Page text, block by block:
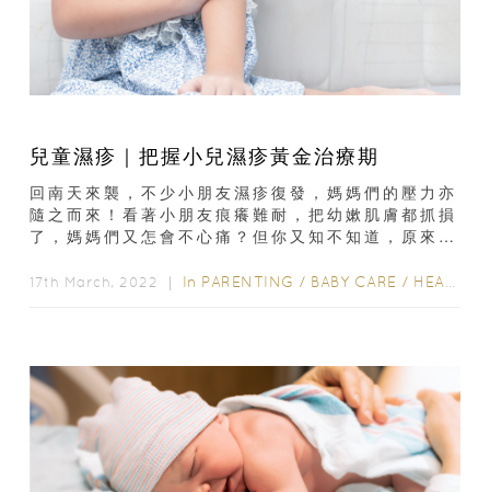
兒童濕疹｜把握小兒濕疹黃金治療期
回南天來襲，不少小朋友濕疹復發，媽媽們的壓力亦
隨之而來！看著小朋友痕癢難耐，把幼嫰肌膚都抓損
了，媽媽們又怎會不心痛？但你又知不知道，原來治
小姐...
17th March, 2022 ｜ In PARENTING / BABY CARE / HEALTH & BEAUTY